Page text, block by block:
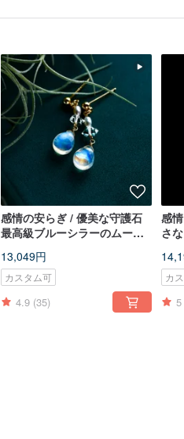
感情の安らぎ / 優美な守護石
最高級ブルーシラーのムーン
14K ゴールドフィルド
13,049円
カスタム可
4.9 (35)
感
さ
カ
5